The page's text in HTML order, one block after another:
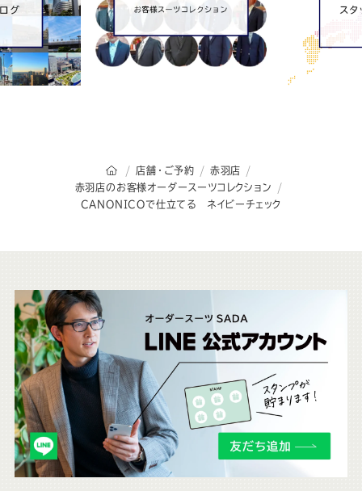
オーダースーツSADAのトップページ
店舗・ご予約
赤羽店
赤羽店のお客様オーダースーツコレクション
CANONICOで仕立てる ネイビーチェック
こ
ち
ら
も
チ
ェ